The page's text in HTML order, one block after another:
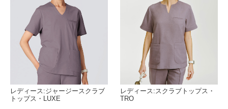
レディース:ジャージースクラブ
トップス・LUXE
レディース:スクラブトップス・
TRO